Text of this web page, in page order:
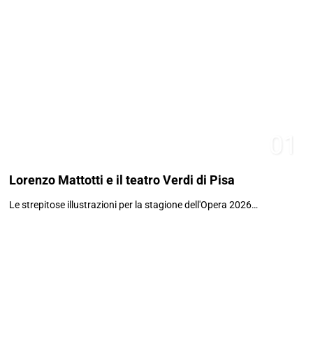
Lorenzo Mattotti e il teatro Verdi di Pisa
Le strepitose illustrazioni per la stagione dell'Opera 2026…